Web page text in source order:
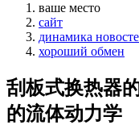
ваше место
сайт
динамика
хороший обмен
刮板式换热器
的流体动力学